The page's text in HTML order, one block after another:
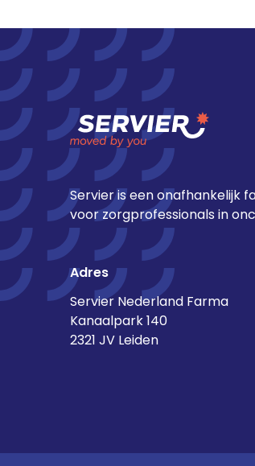
Servier is een onafhankelijk
voor zorgprofessionals in
Adres
Servier Nederland Farma
Kanaalpark 140
2321 JV Leiden